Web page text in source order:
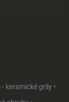
keramické grily •